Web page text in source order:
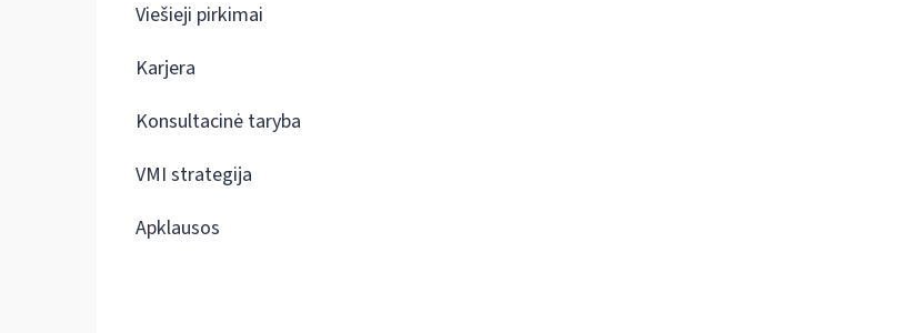
Viešieji pirkimai
Karjera
Konsultacinė taryba
VMI strategija
Apklausos